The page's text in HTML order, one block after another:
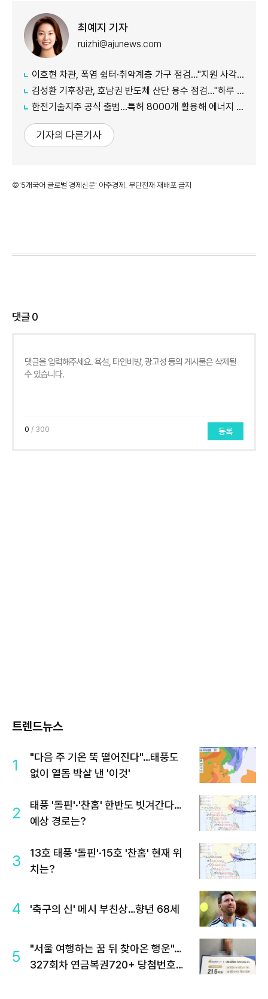
최예지 기자
ruizhi@ajunews.com
이호현 차관, 폭염 쉼터·취약계층 가구 점검…"지원 사각지대 최소화"
김성환 기후장관, 호남권 반도체 산단 용수 점검…"하루 30만t 재이용수 공급"
한전기술지주 공식 출범…특허 8000개 활용해 에너지 유니콘 키운다
기자의 다른기사
©'5개국어 글로벌 경제신문' 아주경제. 무단전재·재배포 금지
댓글0
0 / 300 등록
트렌드뉴스
1
"다음 주 기온 뚝 떨어진다"…태풍도
없이 열돔 박살 낸 '이것'
2
태풍 '돌핀'·'찬홈' 한반도 빗겨간다…
예상 경로는?
3
13호 태풍 '돌핀'·15호 '찬홈' 현재 위
치는?
4 '축구의 신' 메시 부친상…향년 68세
5
"서울 여행하는 꿈 뒤 찾아온 행운"…
327회차 연금복권720+ 당첨번호조